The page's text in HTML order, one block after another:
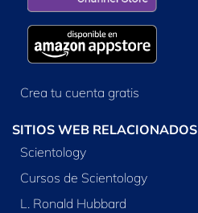
Crea tu cuenta gratis
SITIOS WEB RELACIONADOS
Scientology
Cursos de Scientology
L. Ronald Hubbard